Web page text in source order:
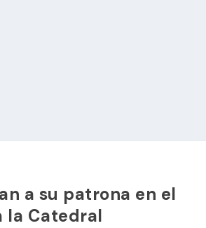
a su patrona en el
la Catedral